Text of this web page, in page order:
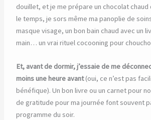
douillet, et je me prépare un chocolat chaud
le temps, je sors même ma panoplie de
masque visage, un bon bain chaud avec un
main… un vrai rituel cocooning pour
Et, avant de dormir, j’essaie de me
moins une heure avant(oui, ce n’est pas
bénéfique). Un bon livre ou un carnet pour
de gratitude pour ma journée font souvent
programme du soir.